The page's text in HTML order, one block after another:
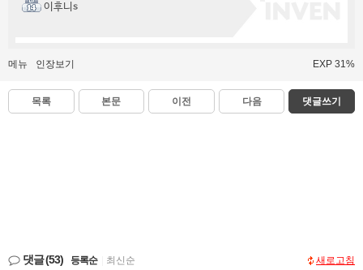
이후니s
메뉴 인장보기 EXP 31%
목록 본문 이전 다음 댓글쓰기
댓글(53) 등록순 최신순 새로고침